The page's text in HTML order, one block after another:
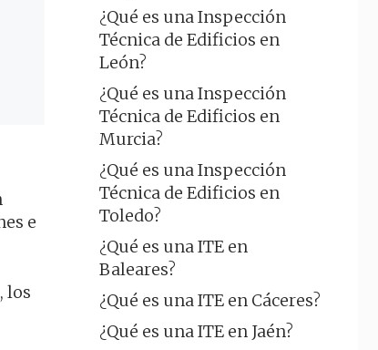
e
los
¿Qué es una Inspección
Técnica de Edificios en
León?
¿Qué es una Inspección
Técnica de Edificios en
Murcia?
¿Qué es una Inspección
Técnica de Edificios en
Toledo?
¿Qué es una ITE en
Baleares?
¿Qué es una ITE en Cáceres?
¿Qué es una ITE en Jaén?